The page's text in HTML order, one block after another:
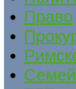
Право